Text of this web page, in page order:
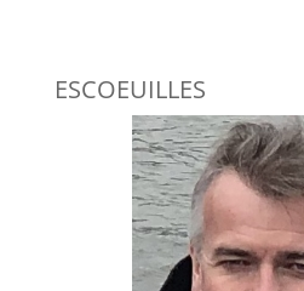
ESCOEUILLES